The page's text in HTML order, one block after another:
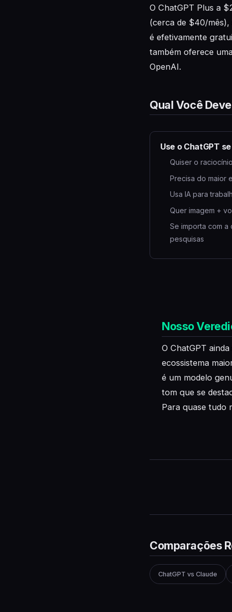
O ChatGPT Plus a
(cerca de $40/
é efetivamente
também oferece
OpenAI.
Qual Você
Use o ChatGPT
Quiser o
Precisa do maior
Usa IA para
Quer imagem +
Se importa com
pesquisas
Nosso
O ChatGPT
ecossistema
é um modelo
tom que se
Para quase tudo
Comparações
ChatGPT vs Claude